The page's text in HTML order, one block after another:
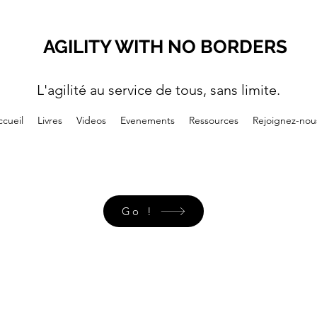
AGILITY WITH NO BORDERS
Livres Videos Evenements Ressources Rejoignez-
L'agilité au service de tous, sans limite.
Go !